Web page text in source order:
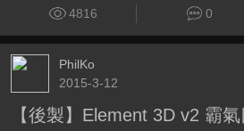
4816 0
PhilKo
2015-3-12
【後製】Element 3D v2 霸